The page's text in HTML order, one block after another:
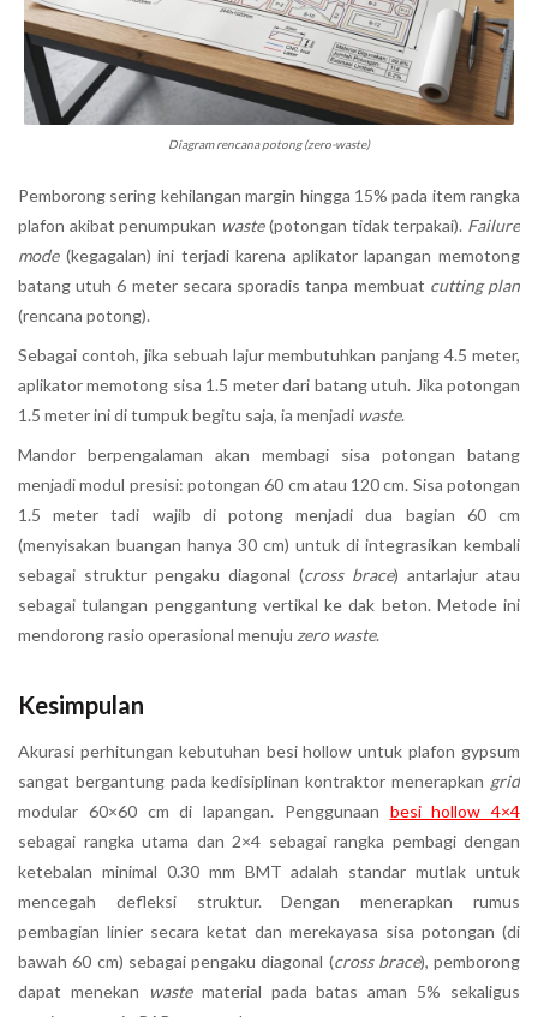
Diagram rencana potong (zero-waste)
Pemborong sering kehilangan margin hingga 15% pada item rangka
plafon akibat penumpukan waste(potongan tidak terpakai). Failure
mode(kegagalan) ini terjadi karena aplikator lapangan memotong
batang utuh 6 meter secara sporadis tanpa membuat cutting plan
(rencana potong).
Sebagai contoh, jika sebuah lajur membutuhkan panjang 4.5 meter,
aplikator memotong sisa 1.5 meter dari batang utuh. Jika potongan
1.5 meter ini di tumpuk begitu saja, ia menjadi waste.
Mandor berpengalaman akan membagi sisa potongan batang
menjadi modul presisi: potongan 60 cm atau 120 cm. Sisa potongan
1.5 meter tadi wajib di potong menjadi dua bagian 60 cm
(menyisakan buangan hanya 30 cm) untuk di integrasikan kembali
sebagai struktur pengaku diagonal (cross brace) antarlajur atau
sebagai tulangan penggantung vertikal ke dak beton. Metode ini
mendorong rasio operasional menuju zero waste.
Kesimpulan
Akurasi perhitungan kebutuhan besi hollow untuk plafon gypsum
sangat bergantung pada kedisiplinan kontraktor menerapkan grid
modular 60×60 cm di lapangan. Penggunaan besi hollow 4×4
sebagai rangka utama dan 2×4 sebagai rangka pembagi dengan
ketebalan minimal 0.30 mm BMT adalah standar mutlak untuk
mencegah defleksi struktur. Dengan menerapkan rumus
pembagian linier secara ketat dan merekayasa sisa potongan (di
bawah 60 cm) sebagai pengaku diagonal (cross brace), pemborong
dapat menekan
wastematerial pada batas aman 5% sekaligus